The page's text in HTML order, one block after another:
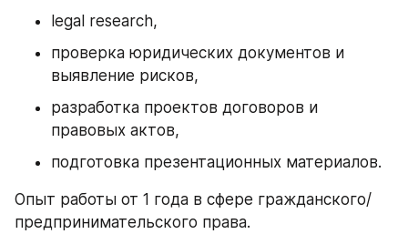
legal research,
проверка юридических документов и
выявление рисков,
разработка проектов договоров и
правовых актов,
подготовка презентационных материалов.
Опыт работы от 1 года в сфере гражданского/
предпринимательского права.